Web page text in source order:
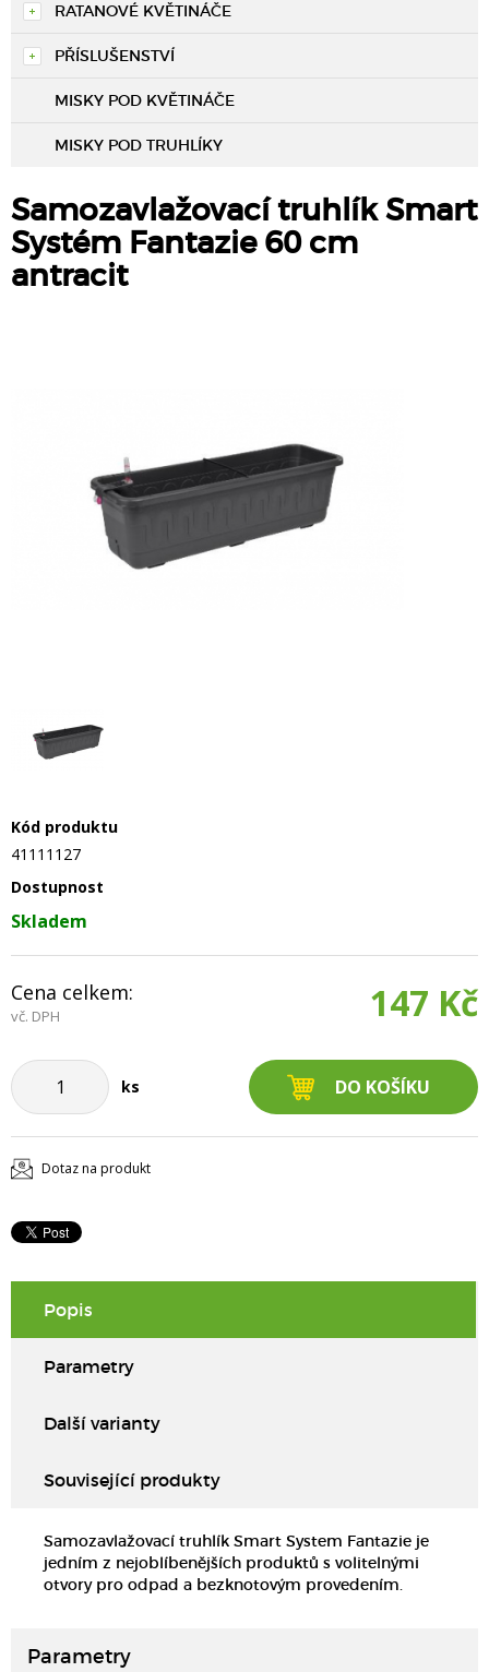
RATANOVÉ KVĚTINÁČE
PŘÍSLUŠENSTVÍ
MISKY POD KVĚTINÁČE
MISKY POD TRUHLÍKY
Samozavlažovací truhlík Smart
Systém Fantazie 60 cm
antracit
Kód produktu
41111127
Dostupnost
Skladem
Cena celkem:
vč. DPH 147 Kč
ks
Dotaz na produkt
Popis
Parametry
Další varianty
Související produkty
Samozavlažovací truhlík Smart System Fantazie je
jedním z nejoblíbenějších produktů s volitelnými
otvory pro odpad a bezknotovým provedením.
Parametry